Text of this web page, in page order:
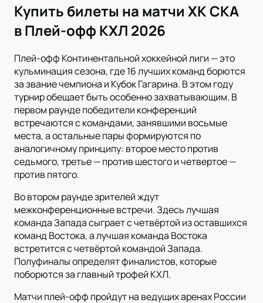
Купить билеты на матчи ХК СКА
в Плей-офф КХЛ 2026
Плей-офф Континентальной хоккейной лиги — это
кульминация сезона, где 16 лучших команд борются
за звание чемпиона и Кубок Гагарина. В этом году
турнир обещает быть особенно захватывающим. В
первом раунде победители конференций
встречаются с командами, занявшими восьмые
места, а остальные пары формируются по
аналогичному принципу: второе место против
седьмого, третье — против шестого и четвертое —
против пятого.
Во втором раунде зрителей ждут
межконференционные встречи. Здесь лучшая
команда Запада сыграет с четвёртой из оставшихся
команд Востока, а лучшая команда Востока
встретится с четвёртой командой Запада.
Полуфиналы определят финалистов, которые
поборются за главный трофей КХЛ.
Матчи плей-офф пройдут на ведущих аренах России